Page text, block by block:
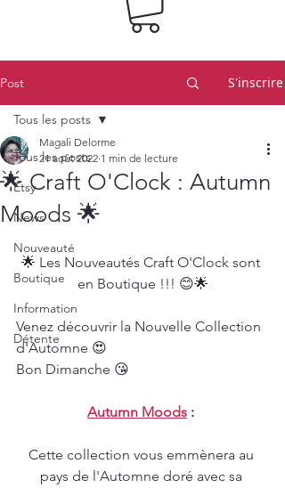
Post S'inscrire
Tous les posts
Etsy
News
Nouveauté
Boutique
Information
Détente
Tous les posts
🌟 Craft O'Clock : Autumn
Moods 🌟
Magali Delorme
21 août 2022 1 min de lecture
🌟 Les Nouveautés Craft O'Clock sont
en Boutique !!! 😊🌟
Venez découvrir la Nouvelle Collection
d'Automne 😍
Bon Dimanche 😘
Autumn Moods :
Cette collection vous emmènera au
pays de l'Automne doré avec sa